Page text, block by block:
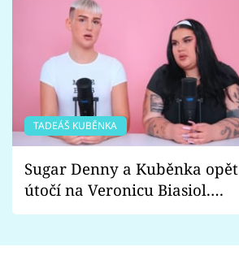
TADEÁŠ KUBĚNKA
Sugar Denny a Kuběnka opět
útočí na Veronicu Biasiol.
Proč je podle nich falešná a